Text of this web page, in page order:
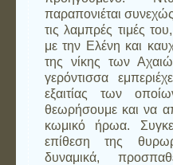
παραπονιέται συνεχώς
τις λαμπρές τιμές
με την Ελένη και
της νίκης των
γερόντισσα
εξαιτίας των
θεωρήσουμε και να
κωμικό ήρωα.
επίθεση της
δυναμικά,